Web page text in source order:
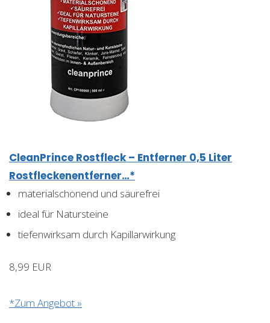
CleanPrince Rostfleck – Entferner 0,5 Liter
Rostfleckenentferner…*
materialschonend und säurefrei
ideal für Natursteine
tiefenwirksam durch Kapillarwirkung
8,99 EUR
*Zum Angebot »